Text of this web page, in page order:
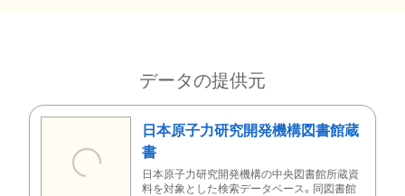
データの提供元
日本原子力研究開発機構図書館蔵
書
日本原子力研究開発機構の中央図書館所蔵資
料を対象とした検索データベース。同図書館